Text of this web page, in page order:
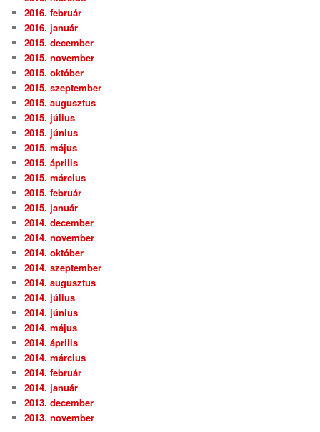
2016. február
2016. január
2015. december
2015. november
2015. október
2015. szeptember
2015. augusztus
2015. július
2015. június
2015. május
2015. április
2015. március
2015. február
2015. január
2014. december
2014. november
2014. október
2014. szeptember
2014. augusztus
2014. július
2014. június
2014. május
2014. április
2014. március
2014. február
2014. január
2013. december
2013. november